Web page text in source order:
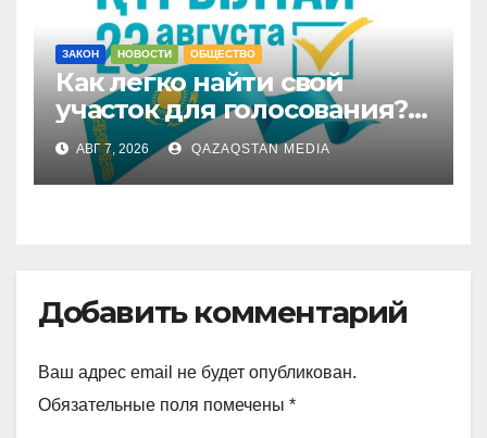
ЗАКОН НОВОСТИ ОБЩЕСТВО
Как легко найти свой
участок для голосования?
Запущен онлайн-сервис
АВГ 7, 2026 QAZAQSTAN MEDIA
Добавить комментарий
Ваш адрес email не будет опубликован.
Обязательные поля помечены *